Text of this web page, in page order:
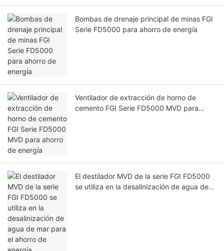
Bombas de drenaje principal de minas FGI
Serie FD5000 para ahorro de energía
Ventilador de extracción de horno de
cemento FGI Serie FD5000 MVD para
El destilador MVD de la serie FGI FD5000
se utiliza en la desalinización de agua de